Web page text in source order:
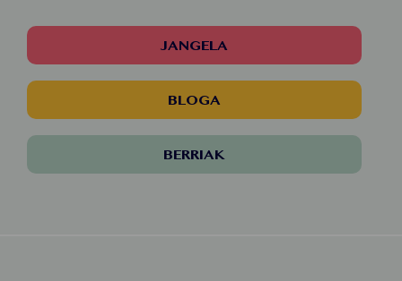
JANGELA
BLOGA
BERRIAK